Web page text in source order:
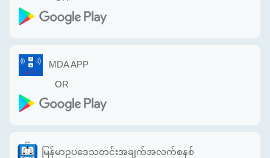
MDA APP
OR
မြန်မာဥပဒေသတင်းအချက်အလက်စနစ်